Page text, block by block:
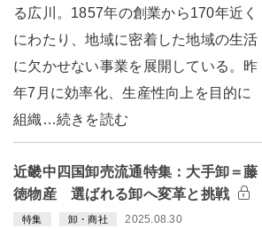
る広川。1857年の創業から170年近く
にわたり、地域に密着した地域の生活
に欠かせない事業を展開している。昨
年7月に効率化、生産性向上を目的に
組織…続きを読む
近畿中四国卸売流通特集：大手卸＝藤
徳物産 選ばれる卸へ変革と挑戦
特集 卸・商社 2025.08.30